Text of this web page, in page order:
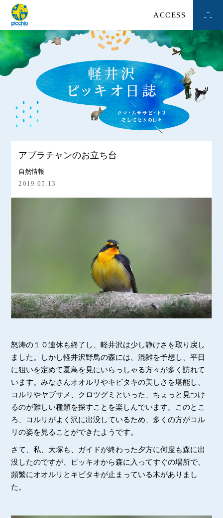
ACCESS
アブラチャンのお立ち台
自然情報
2019.05.13
怒涛の１０連休も終了し、軽井沢は少し静けさを取り戻し
ました。しかし軽井沢野鳥の森には、混雑を予想し、平日
に狙いを定めて夏鳥を見にいらっしゃる方々が多く訪れて
います。みなさんオオルリやキビタキの美しさを堪能し、
コルリやヤブサメ、クロツグミといった、ちょっと見つけ
るのが難しい種類を探すことを楽しんでいます。このとこ
ろ、コルリがよく沢に出没しているため、多くの方がコル
リの姿を見ることができたようです。
さて、私、大塚も、ガイドが終わった夕方に何度も森に出
没したのですが、ピッキオから森に入ってすぐの場所で、
頻繁にオオルリとキビタキが止まっている木がありまし
た。